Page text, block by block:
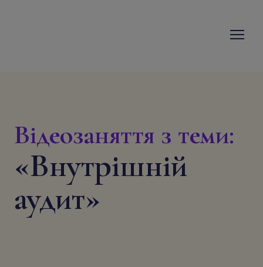
Відеозаняття з теми:
«Внутрішній
аудит»